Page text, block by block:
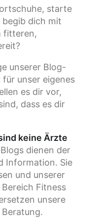
starte
begib dich mit
fitteren,
unserer Blog-
unser eigenes
es dir vor,
dass es dir
keine Ärzte
dienen der
Information. Sie
und unserer
Fitness
unsere